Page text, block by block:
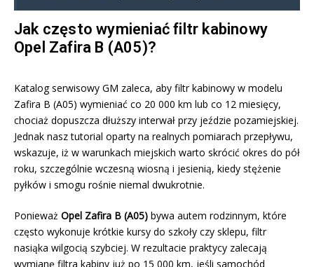
Jak często wymieniać filtr kabinowy
Opel Zafira B (A05)?
Katalog serwisowy GM zaleca, aby filtr kabinowy w modelu
Zafira B (A05) wymieniać co 20 000 km lub co 12 miesięcy,
chociaż dopuszcza dłuższy interwał przy jeździe pozamiejskiej.
Jednak nasz tutorial oparty na realnych pomiarach przepływu,
wskazuje, iż w warunkach miejskich warto skrócić okres do pół
roku, szczególnie wczesną wiosną i jesienią, kiedy stężenie
pyłków i smogu rośnie niemal dwukrotnie.
Ponieważ Opel Zafira B (A05) bywa autem rodzinnym, które
często wykonuje krótkie kursy do szkoły czy sklepu, filtr
nasiąka wilgocią szybciej. W rezultacie praktycy zalecają
wymianę filtra kabiny już po 15 000 km, jeśli samochód